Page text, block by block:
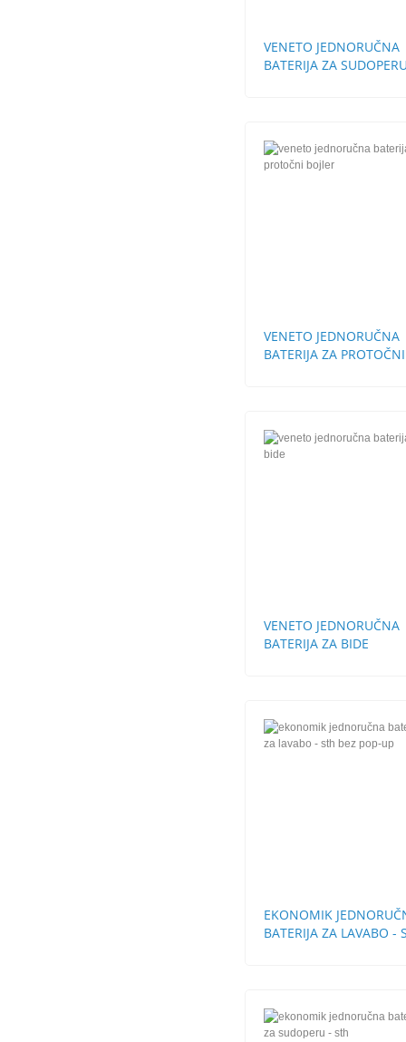
VENETO JEDNORUČNA
BATERIJA ZA
VENETO JEDNORUČNA
BATERIJA ZA PROTOČNI
VENETO JEDNORUČNA
BATERIJA ZA BIDE
EKONOMIK
BATERIJA ZA LAVABO -